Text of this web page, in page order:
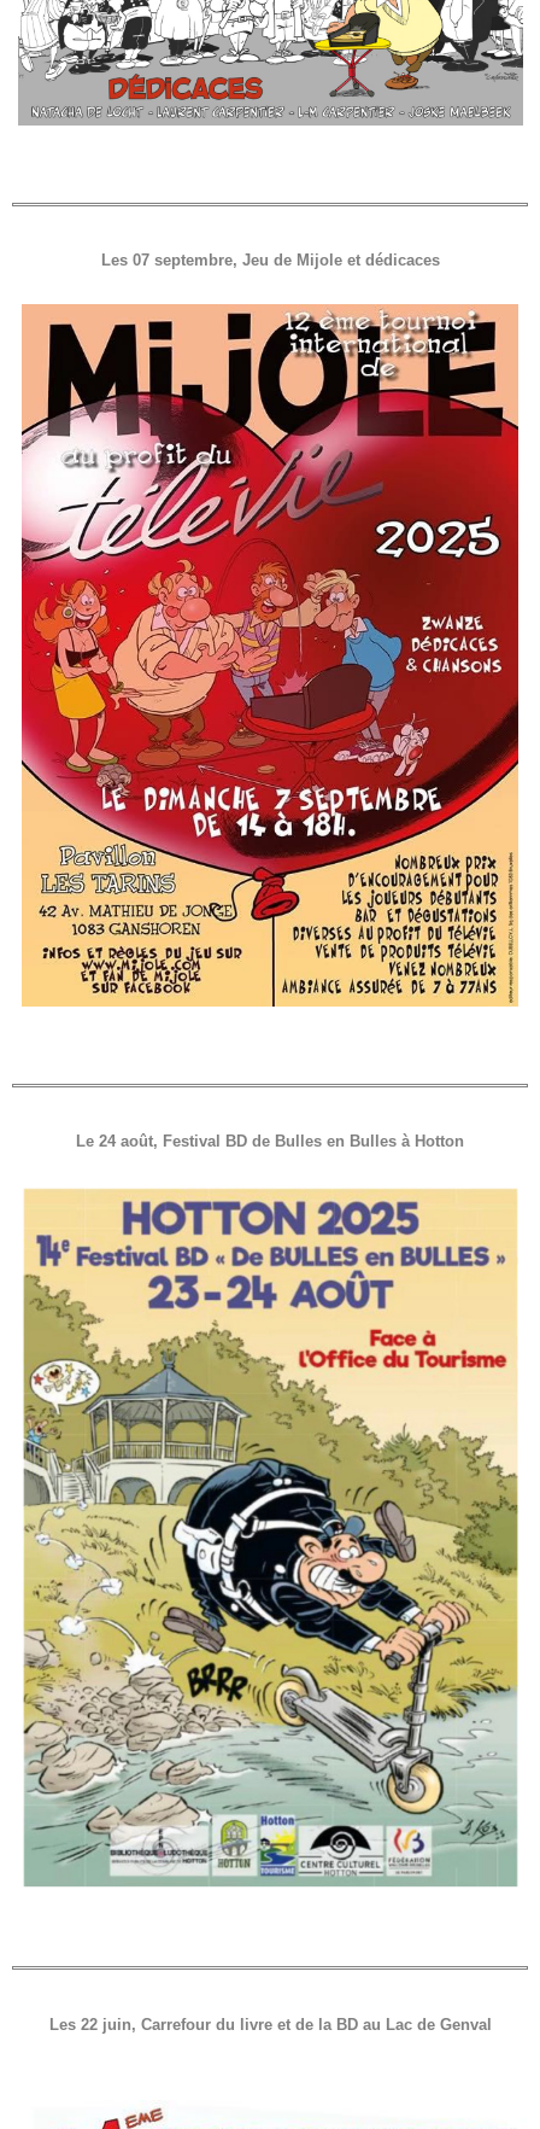
Les 07 septembre, Jeu de Mijole et dédicaces
Le 24 août, Festival BD de Bulles en Bulles à Hotton
Les 22 juin, Carrefour du livre et de la BD au Lac de Genval